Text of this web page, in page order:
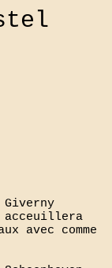
acceuillera
avec comme